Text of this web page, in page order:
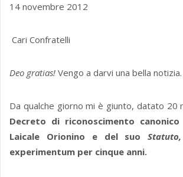
14 novembre 2012
Cari Confratelli
Deo gratias! Vengo a darvi una bella notizia.
Da qualche giorno mi è giunto, datato 20
Decreto di riconoscimento
Laicale Orionino e del suoStatuto,
experimentum per cinque anni.